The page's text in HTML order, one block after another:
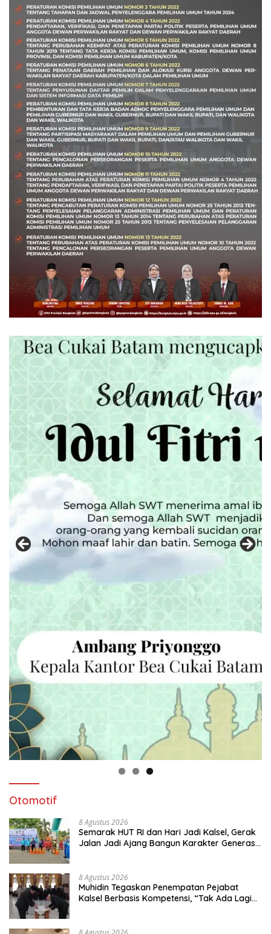
Otomotif
8 Agustus 2026
Semarak HUT RI dan Hari Jadi Kalsel, Gerak
Jalan Jadi Ajang Bangun Karakter Generasi
8 Agustus 2026
Muhidin Tegaskan Penempatan Pejabat
Kalsel Berbasis Kompetensi, “Tak Ada Lagi